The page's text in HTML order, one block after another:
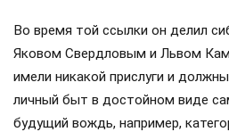
Во время той ссылки он делил
Яковом Свердловым и Львом
имели никакой прислуги и
личный быт в достойном виде
будущий вождь, например,